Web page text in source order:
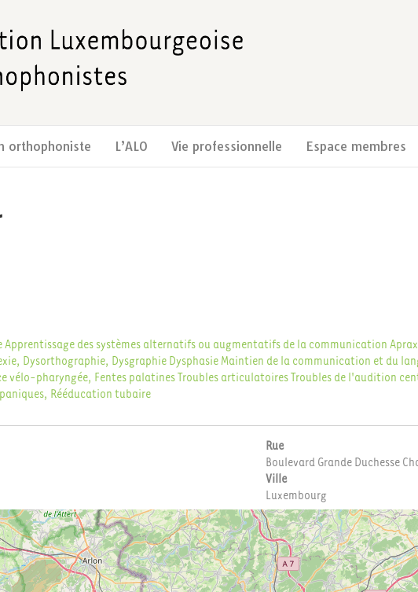
orthophoniste L’ALO Vie professionnelle Espace membres
Apprentissage des systèmes alternatifs ou augmentatifs de la communication
Dysorthographie, Dysgraphie Dysphasie Maintien de la communication et du
vélo-pharyngée, Fentes palatinesTroubles articulatoiresTroubles de l'audition
Rééducation tubaire
Rue
Boulevard Grande Duchesse
Ville
Luxembourg